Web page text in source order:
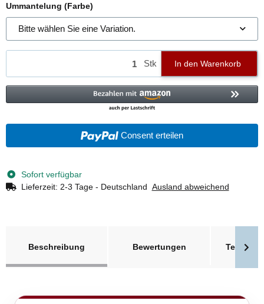
Ummantelung (Farbe)
Bitte wählen Sie eine Variation.
Stk In den Warenkorb
Consent erteilen
Sofort verfügbar
Lieferzeit: 2-3 Tage - Deutschland Ausland abweichend
Beschreibung
Bewertungen